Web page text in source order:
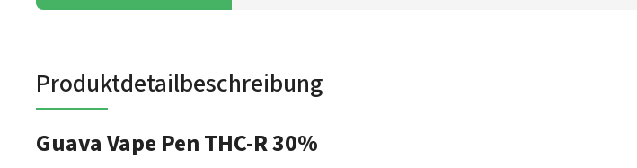
Produktdetailbeschreibung
Guava Vape Pen THC-R 30%